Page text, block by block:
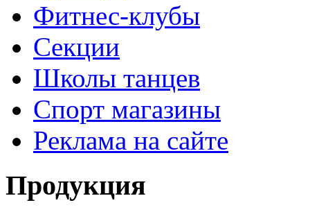
Фитнес-клубы
Секции
Школы танцев
Спорт магазины
Реклама на сайте
Продукция